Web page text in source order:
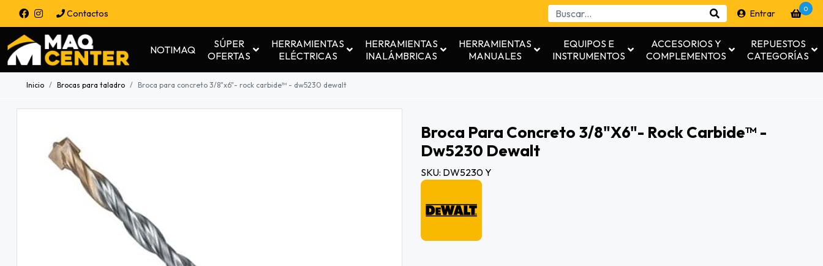
Contactos Entrar 0
NOTIMAQ
SÚPER
OFERTAS
HERRAMIENTAS
ELÉCTRICAS
HERRAMIENTAS
INALÁMBRICAS
HERRAMIENTAS
MANUALES
EQUIPOS E
INSTRUMENTOS
ACCESORIOS Y
COMPLEMENTOS
REPUESTOS
CATEGORÍAS
Inicio Brocas para taladro Broca para concreto 3/8"x6"- rock carbide™ - dw5230 dewalt
Broca Para Concreto 3/8"x6"- Rock Carbide™ -
Dw5230 Dewalt
SKU: DW5230 Y